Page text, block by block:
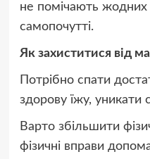
не помічають жодних
самопочутті.
Як захиститися від
Потрібно спати
здорову їжу, уникати
Варто збільшити
фізичні вправи